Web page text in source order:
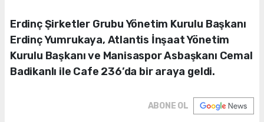
Erdinç Şirketler Grubu Yönetim Kurulu Başkanı
Erdinç Yumrukaya, Atlantis İnşaat Yönetim
Kurulu Başkanı ve Manisaspor Asbaşkanı Cemal
Badikanlı ile Cafe 236’da bir araya geldi.
ABONE OL